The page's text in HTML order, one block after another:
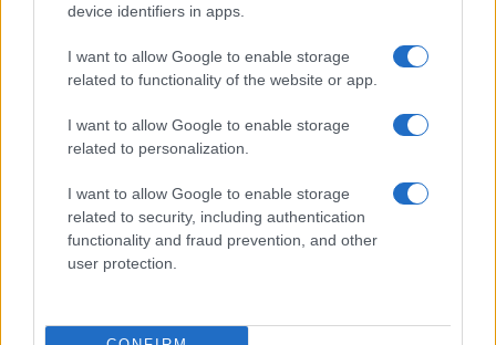
device identifiers in apps.
I want to allow Google to enable storage
related to functionality of the website or app.
I want to allow Google to enable storage
related to personalization.
I want to allow Google to enable storage
related to security, including authentication
functionality and fraud prevention, and other
user protection.
ΔΙΑΒΑΣΤΕ ΑΚΟΜΑ